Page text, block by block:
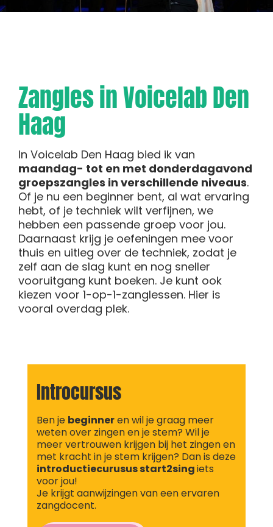
Zangles in Voicelab Den
Haag
In Voicelab Den Haag bied ik van
maandag- tot en met donderdagavond
groepszangles in verschillende niveaus.
Of je nu een beginner bent, al wat ervaring
hebt, of je techniek wilt verfijnen, we
hebben een passende groep voor jou.
Daarnaast krijg je oefeningen mee voor
thuis en uitleg over de techniek, zodat je
zelf aan de slag kunt en nog sneller
vooruitgang kunt boeken. Je kunt ook
kiezen voor 1-op-1-zanglessen. Hier is
vooral overdag plek.
Introcursus
Ben je beginneren wil je graag meer
weten over zingen en je stem? Wil je
meer vertrouwen krijgen bij het zingen en
met kracht in je stem krijgen? Dan is deze
introductiecurusus start2singiets
voor jou!
Je krijgt aanwijzingen van een ervaren
zangdocent.